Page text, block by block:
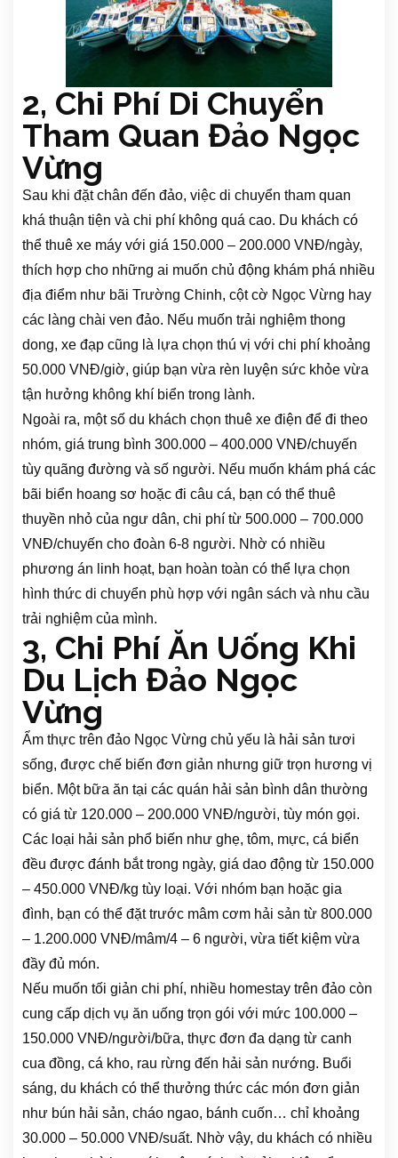
2, Chi Phí Di Chuyển
Tham Quan Đảo Ngọc
Vừng
Sau khi đặt chân đến đảo, việc di chuyển tham quan
khá thuận tiện và chi phí không quá cao. Du khách có
thể thuê xe máy với giá 150.000 – 200.000 VNĐ/ngày,
thích hợp cho những ai muốn chủ động khám phá nhiều
địa điểm như bãi Trường Chinh, cột cờ Ngọc Vừng hay
các làng chài ven đảo. Nếu muốn trải nghiệm thong
dong, xe đạp cũng là lựa chọn thú vị với chi phí khoảng
50.000 VNĐ/giờ, giúp bạn vừa rèn luyện sức khỏe vừa
tận hưởng không khí biển trong lành.
Ngoài ra, một số du khách chọn thuê xe điện để đi theo
nhóm, giá trung bình 300.000 – 400.000 VNĐ/chuyến
tùy quãng đường và số người. Nếu muốn khám phá các
bãi biển hoang sơ hoặc đi câu cá, bạn có thể thuê
thuyền nhỏ của ngư dân, chi phí từ 500.000 – 700.000
VNĐ/chuyến cho đoàn 6-8 người. Nhờ có nhiều
phương án linh hoạt, bạn hoàn toàn có thể lựa chọn
hình thức di chuyển phù hợp với ngân sách và nhu cầu
trải nghiệm của mình.
3, Chi Phí Ăn Uống Khi
Du Lịch Đảo Ngọc
Vừng
​Ẩm thực trên đảo Ngọc Vừng chủ yếu là hải sản tươi
sống, được chế biến đơn giản nhưng giữ trọn hương vị
biển. Một bữa ăn tại các quán hải sản bình dân thường
có giá từ 120.000 – 200.000 VNĐ/người, tùy món gọi.
Các loại hải sản phổ biến như ghẹ, tôm, mực, cá biển
đều được đánh bắt trong ngày, giá dao động từ 150.000
– 450.000 VNĐ/kg tùy loại. Với nhóm bạn hoặc gia
đình, bạn có thể đặt trước mâm cơm hải sản từ 800.000
– 1.200.000 VNĐ/mâm/4 – 6 người, vừa tiết kiệm vừa
đầy đủ món.
Nếu muốn tối giản chi phí, nhiều homestay trên đảo còn
cung cấp dịch vụ ăn uống trọn gói với mức 100.000 –
150.000 VNĐ/người/bữa, thực đơn đa dạng từ canh
cua đồng, cá kho, rau rừng đến hải sản nướng. Buổi
sáng, du khách có thể thưởng thức các món đơn giản
như bún hải sản, cháo ngao, bánh cuốn… chỉ khoảng
30.000 – 50.000 VNĐ/suất. Nhờ vậy, du khách có nhiều